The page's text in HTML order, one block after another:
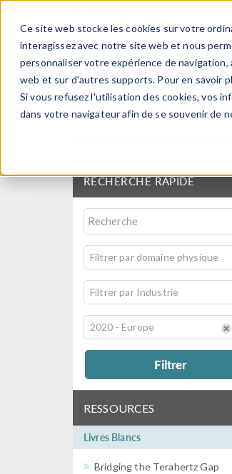
Ce site web stocke les cookies sur votre
interagissez avec notre site web et nous
personnaliser votre expérience de
web et sur d'autres supports. Pour en savoir
Si vous refusez l'utilisation des cookies, vos
dans votre navigateur afin de se souvenir de
Articles
RECHERCHE RAPIDE
Filtrer par domaine physique
Filtrer par Industrie
2020 - Europe
Filtrer
RESSOURCES
Livres Blancs
Bridging the Terahertz Gap